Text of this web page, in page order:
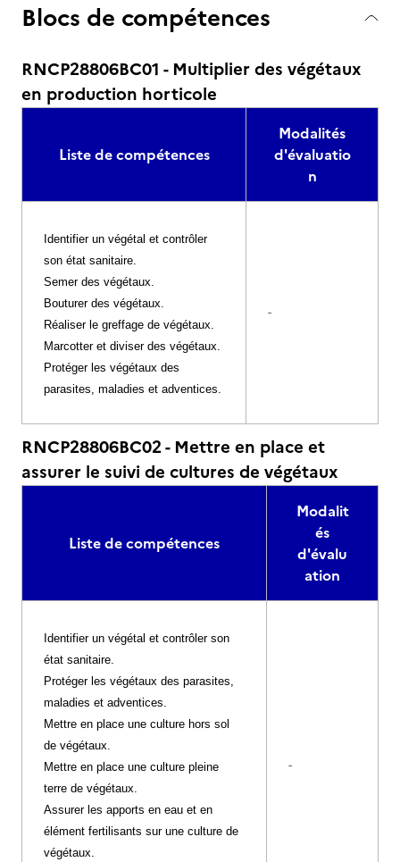
Blocs de compétences
RNCP28806BC01 - Multiplier des végétaux
en production horticole
Liste de compétences
Modalités
d'évaluatio
n
Identifier un végétal et contrôler
son état sanitaire.
Semer des végétaux.
Bouturer des végétaux.
Réaliser le greffage de végétaux.
Marcotter et diviser des végétaux.
Protéger les végétaux des
parasites, maladies et adventices.
-
RNCP28806BC02 - Mettre en place et
assurer le suivi de cultures de végétaux
Liste de compétences
Modalit
és
d'évalu
ation
Identifier un végétal et contrôler son
état sanitaire.
Protéger les végétaux des parasites,
maladies et adventices.
Mettre en place une culture hors sol
de végétaux.
Mettre en place une culture pleine
terre de végétaux.
Assurer les apports en eau et en
élément fertilisants sur une culture de
végétaux.
-